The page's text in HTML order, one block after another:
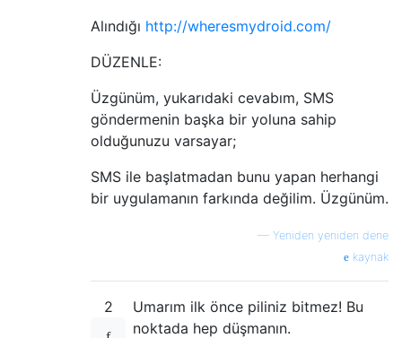
Alındığı http://wheresmydroid.com/
DÜZENLE:
Üzgünüm, yukarıdaki cevabım, SMS
göndermenin başka bir yoluna sahip
olduğunuzu varsayar;
SMS ile başlatmadan bunu yapan herhangi
bir uygulamanın farkında değilim. Üzgünüm.
— Yeniden yeniden dene
kaynak
2
Umarım ilk önce piliniz bitmez! Bu
noktada hep düşmanın.